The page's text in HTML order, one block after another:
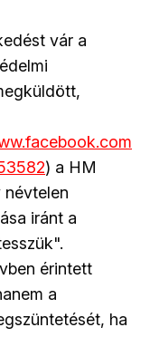
vár a
) a HM
iránt a
érintett
a
ha